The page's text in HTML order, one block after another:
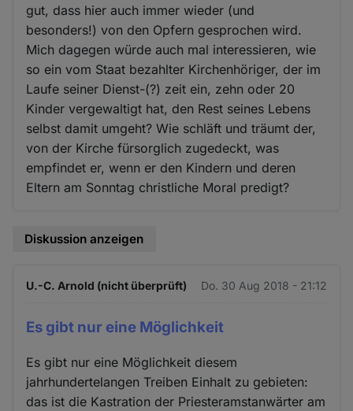
gut, dass hier auch immer wieder (und
besonders!) von den Opfern gesprochen wird.
Mich dagegen würde auch mal interessieren, wie
so ein vom Staat bezahlter Kirchenhöriger, der im
Laufe seiner Dienst-(?) zeit ein, zehn oder 20
Kinder vergewaltigt hat, den Rest seines Lebens
selbst damit umgeht? Wie schläft und träumt der,
von der Kirche fürsorglich zugedeckt, was
empfindet er, wenn er den Kindern und deren
Eltern am Sonntag christliche Moral predigt?
Diskussion anzeigen
U.-C. Arnold (nicht überprüft) Do. 30 Aug 2018 - 21:12
Es gibt nur eine Möglichkeit
Es gibt nur eine Möglichkeit diesem
jahrhundertelangen Treiben Einhalt zu gebieten:
das ist die Kastration der Priesteramstanwärter am